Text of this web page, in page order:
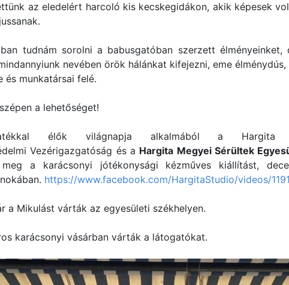
az eledelért harcoló kis kecskegidákon, akik képesek
tudnám sorolni a babusgatóban szerzett
nevében örök hálánkat kifejezni, eme
és munkatársai felé.
a lehetőséget!
élők világnapja alkalmából a Hargita
Vezérigazgatóság és a Hargita Megyei Sérültek
a karácsonyi jótékonysági kézműves kiállítást,
https://www.facebook.com/HargitaStudio/videos/
a Mikulást várták az egyesületi székhelyen.
karácsonyi vásárban várták a látogatókat.